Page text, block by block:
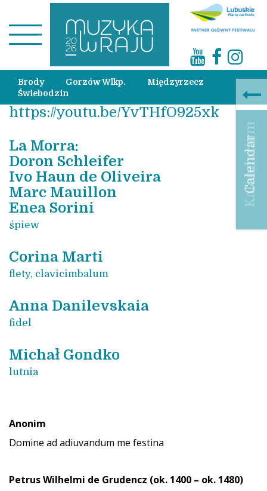
Brody Gorzów Wlkp.
Międzyrzecz
Świebodzin
https://youtu.be/YvTHfO925xk
La Morra:
Doron Schleifer
Ivo Haun de Oliveira
Marc Mauillon
Enea Sorini
śpiew
Corina Marti
flety, clavicimbalum
Anna Danilevskaia
fidel
Michał Gondko
lutnia
Anonim
Domine ad adiuvandum me festina
Petrus Wilhelmi de Grudencz (ok. 1400 – ok. 1480)
Calendar